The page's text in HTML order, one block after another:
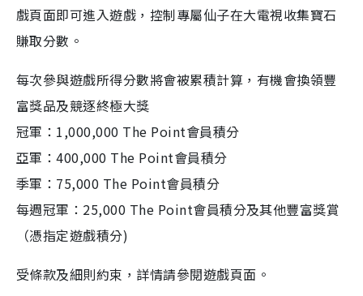
戲頁面即可進入遊戲，控制專屬仙子在大電視收集寶石
賺取分數。
每次參與遊戲所得分數將會被累積計算，有機會換領豐
富獎品及競逐終極大獎
冠軍：1,000,000 The Point會員積分
亞軍：400,000 The Point會員積分
季軍：75,000 The Point會員積分
每週冠軍：25,000 The Point會員積分及其他豐富獎賞
（憑指定遊戲積分)
受條款及細則約束，詳情請參閱遊戲頁面。